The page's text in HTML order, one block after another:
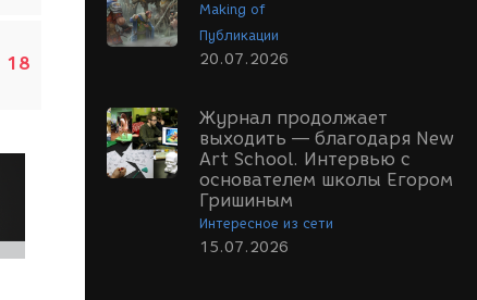
Making of
Публикации
20.07.2026
Журнал продолжает
выходить — благодаря New
Art School. Интервью с
основателем школы Егором
Гришиным
Интересное из сети
15.07.2026
18